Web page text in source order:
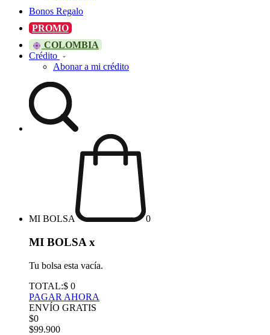
Bonos Regalo
PROMO
COLOMBIA
Crédito
Abonar a mi crédito
MI BOLSA 0
MI BOLSA x
Tu bolsa esta vacía.
TOTAL:$ 0
PAGAR AHORA
ENVÍO GRATIS
$0
$99.900